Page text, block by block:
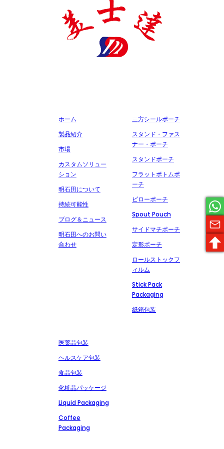
ホーム
製品紹介
市場
カスタムソリュー
ション
明石田について
持続可能性
ブログ＆ニュース
明石田へのお問い
合わせ
三方シールポーチ
スタンド・ファス
ナー・ポーチ
スタンドポーチ
フラットボトムポ
ーチ
ピローポーチ
Spout Pouch
サイドマチポーチ
定形ポーチ
ロールストックフ
ィルム
Stick Pack
Packaging
紙箱包装
医薬品包装
ヘルスケア包装
食品包装
化粧品パッケージ
Liquid Packaging
Coffee
Packaging